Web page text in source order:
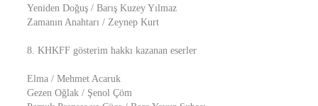
Yeniden Doğuş / Barış Kuzey Yılmaz
Zamanın Anahtarı / Zeynep Kurt
8. KHKFF gösterim hakkı kazanan eserler
Elma / Mehmet Acaruk
Gezen Oğlak / Şenol Çöm